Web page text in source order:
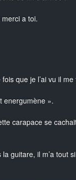
a toi.
que je l’ai vu il
energumène ».
carapace se
guitare, il m’a tout